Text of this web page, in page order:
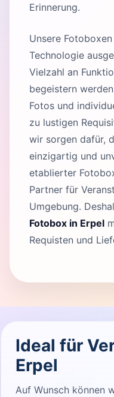
Erinnerung.
Unsere
Technologie
Vielzahl an
begeistern
Fotos und
zu lustigen
wir sorgen dafür,
einzigartig und
etablierter
Partner für
Umgebung.
Fotobox in Erpel
Requisten und
Ideal für
Erpel
Auf Wunsch können